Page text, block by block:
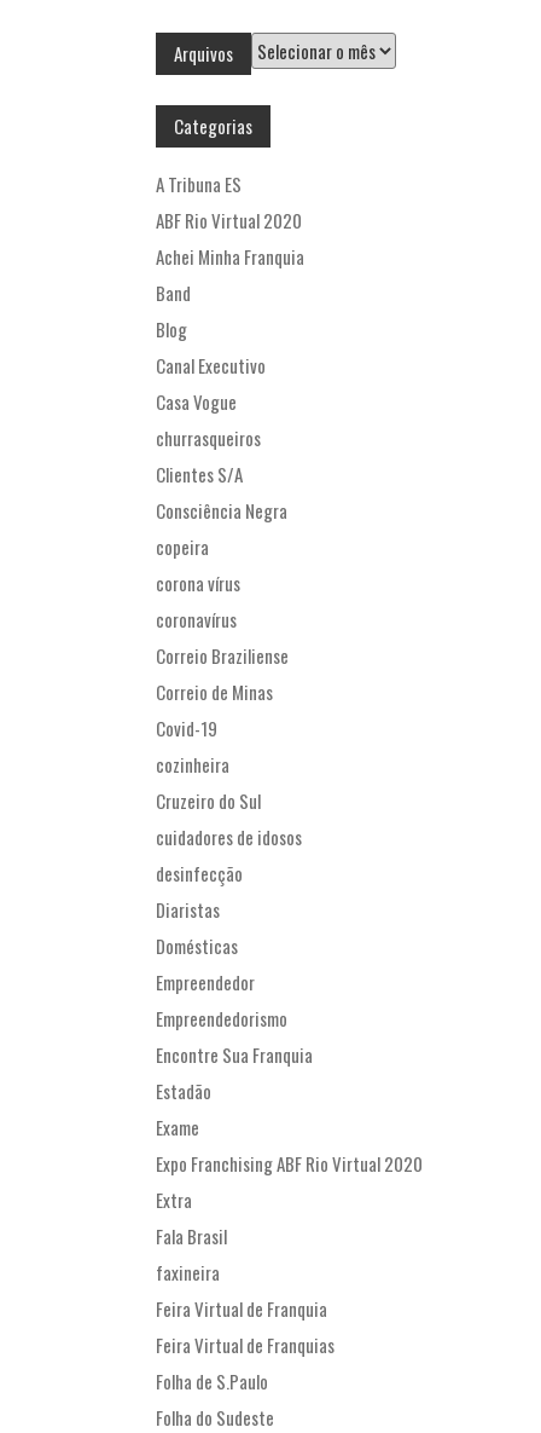
Arquivos Arquivos
Categorias
A Tribuna ES
ABF Rio Virtual 2020
Achei Minha Franquia
Band
Blog
Canal Executivo
Casa Vogue
churrasqueiros
Clientes S/A
Consciência Negra
copeira
corona vírus
coronavírus
Correio Braziliense
Correio de Minas
Covid-19
cozinheira
Cruzeiro do Sul
cuidadores de idosos
desinfecção
Diaristas
Domésticas
Empreendedor
Empreendedorismo
Encontre Sua Franquia
Estadão
Exame
Expo Franchising ABF Rio Virtual 2020
Extra
Fala Brasil
faxineira
Feira Virtual de Franquia
Feira Virtual de Franquias
Folha de S.Paulo
Folha do Sudeste